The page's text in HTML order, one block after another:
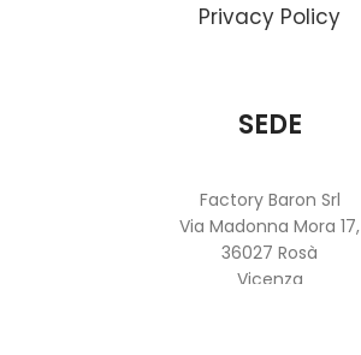
Privacy Policy
SEDE
Factory Baron Srl
Via Madonna Mora 17,
36027 Rosà
Vicenza